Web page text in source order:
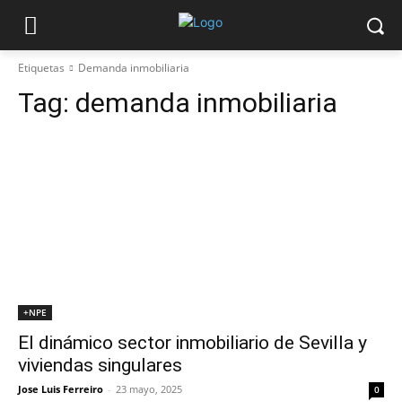
Etiquetas Demanda inmobiliaria
Tag: demanda inmobiliaria
+NPE
El dinámico sector inmobiliario de Sevilla y
viviendas singulares
Jose Luis Ferreiro - 23 mayo, 2025 0